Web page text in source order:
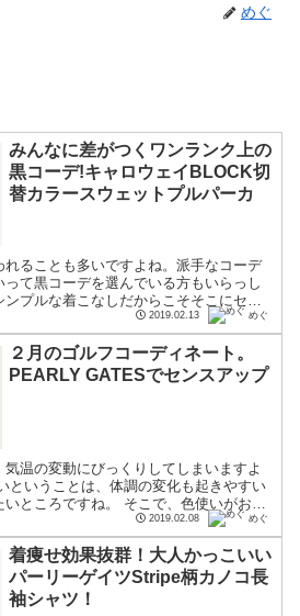
めぐ
みんなに差がつくワンランク上の
黒コーデ!キャロウェイBLOCK切
替カラースウェットプルパーカ
れることも多いですよね。派手なコーデ
って黒コーデを選んでいる方もいらっし
プルな着こなしだからこそそこにセン
はそんな黒コーデをワンランク上げる
2019.02.13 めぐ
２月のゴルフコーディネート。
PEARLY GATESでセンスアップ
温の変動にびっくりしてしまいますよ
ということは、体調の変化も起きやすい
ところですね。 そこで、色使いがおし
ップスを使ったコーディネートをご...
2019.02.08 めぐ
着痩せ効果抜群！大人かっこいい
パーリーゲイツStripe柄カノコ長
袖シャツ！